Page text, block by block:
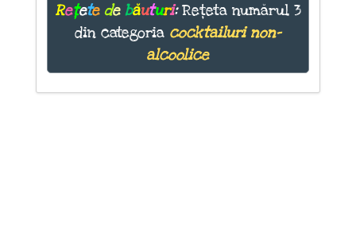
Rețete de băuturi:Rețeta numărul 3
din categoria cocktailuri non-
alcoolice